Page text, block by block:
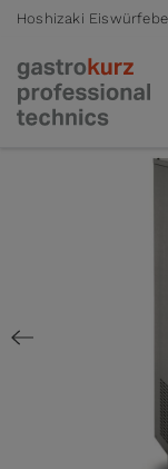
Hoshizaki